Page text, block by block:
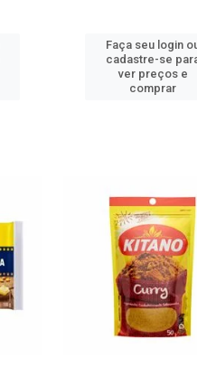
Faça seu login
cadastre-se
ver preços e
comprar